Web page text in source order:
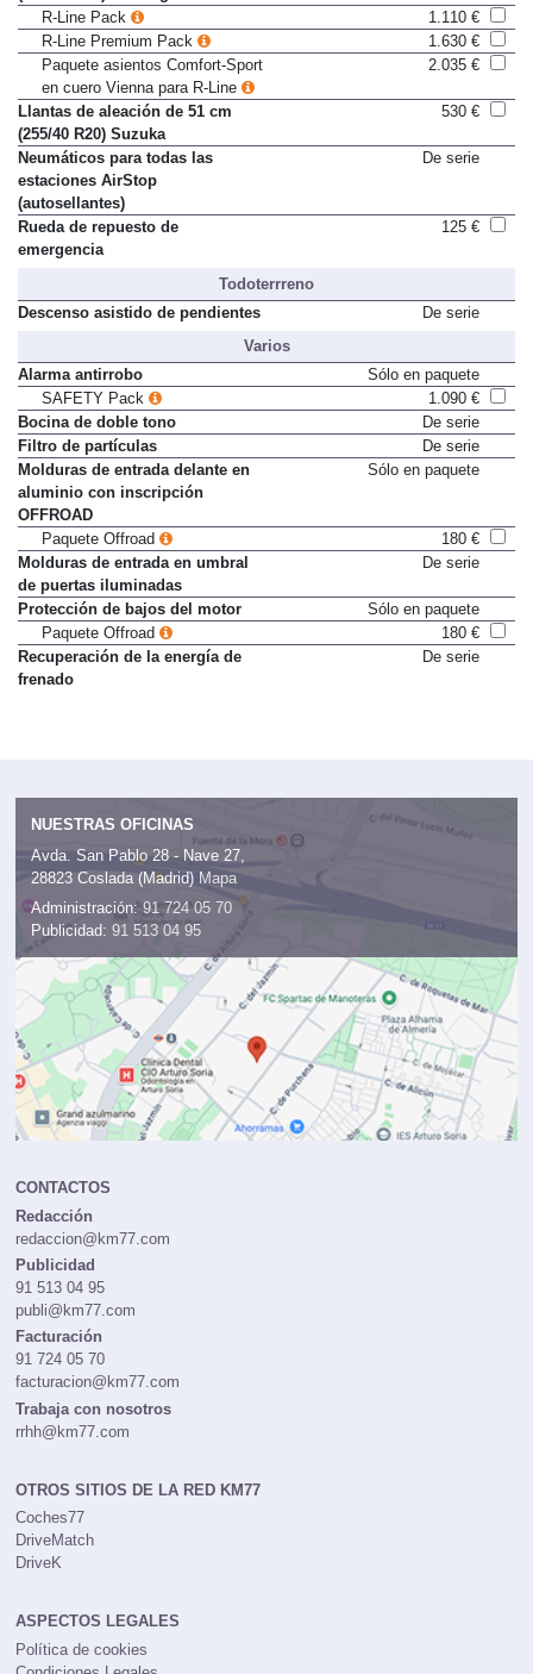
(235/50 R19) Sebring
R-Line Pack
1.110 €
R-Line Premium Pack
1.630 €
Paquete asientos Comfort-Sport
en cuero Vienna para R-Line
Llantas de aleación de 51 cm
(255/40 R20) Suzuka
Neumáticos para todas las
estaciones AirStop
(autosellantes)
Rueda de repuesto de
Todoterrreno
Varios
Alarma antirrobo
Sólo en paquete
SAFETY Pack
1.090 €
Bocina de doble tono
De serie
Filtro de partículas
De serie
Molduras de entrada delante en
aluminio con inscripción
OFFROAD
Paquete Offroad
180 €
Molduras de entrada en umbral
de puertas iluminadas
Protección de bajos del motor
Sólo en paquete
Paquete Offroad
180 €
Recuperación de la energía de
NUESTRAS OFICINAS
Avda. San Pablo 28 - Nave 27,
28823 Coslada (Madrid)Mapa
Administración:91 724 05 70
Publicidad:
CONTACTOS
Redacción
redaccion@km77.com
Publicidad
91 513 04 95
publi@km77.com
Facturación
91 724 05 70
facturacion@km77.com
Trabaja con nosotros
OTROS SITIOS DE LA RED KM77
Coches77
DriveMatch
ASPECTOS LEGALES
Política de cookies